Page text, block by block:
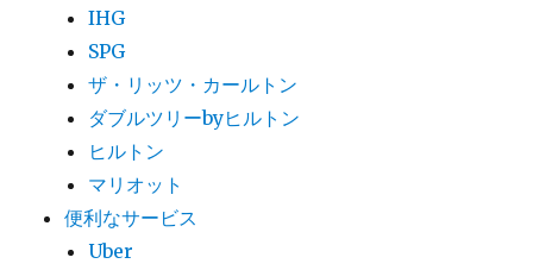
IHG
SPG
ザ・リッツ・カールトン
ダブルツリーbyヒルトン
ヒルトン
マリオット
便利なサービス
Uber